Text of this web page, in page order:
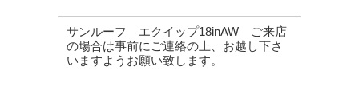
サンルーフ エクイップ18inAW ご来店
の場合は事前にご連絡の上、お越し下さ
いますようお願い致します。